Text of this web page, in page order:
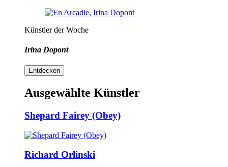
Künstler der Woche
Irina Dopont
Entdecken
Ausgewählte Künstler
Shepard Fairey (Obey)
Richard Orlinski